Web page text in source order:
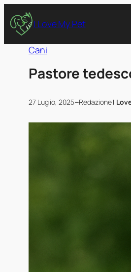
I Love My Pet
Cani
Pastore
27 Luglio, 2025–RedazioneI